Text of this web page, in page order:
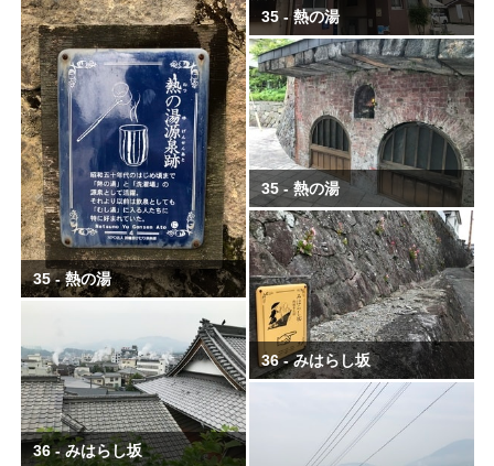
35 - 熱の湯
35 - 熱の湯
35 - 熱の湯
36 - みはらし坂
36 - みはらし坂